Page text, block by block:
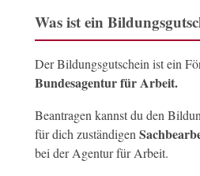
Was ist ein
Der Bildungsgutschein ist ein
Bundesagentur für Arbeit.
Beantragen kannst du den
für dich zuständigen
bei der Agentur für Arbeit.